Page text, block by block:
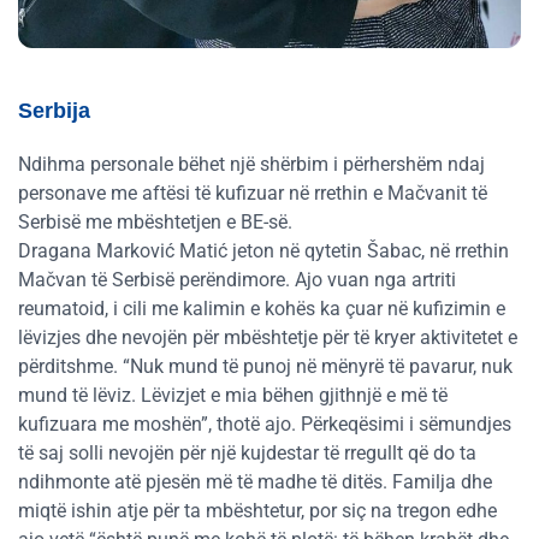
Serbija
Ndihma personale bëhet një shërbim i përhershëm ndaj
personave me aftësi të kufizuar në rrethin e Mačvanit të
Serbisë me mbështetjen e BE-së.
Dragana Marković Matić jeton në qytetin Šabac, në rrethin
Mačvan të Serbisë perëndimore. Ajo vuan nga artriti
reumatoid, i cili me kalimin e kohës ka çuar në kufizimin e
lëvizjes dhe nevojën për mbështetje për të kryer aktivitetet e
përditshme. “Nuk mund të punoj në mënyrë të pavarur, nuk
mund të lëviz. Lëvizjet e mia bëhen gjithnjë e më të
kufizuara me moshën”, thotë ajo. Përkeqësimi i sëmundjes
të saj solli nevojën për një kujdestar të rregullt që do ta
ndihmonte atë pjesën më të madhe të ditës. Familja dhe
miqtë ishin atje për ta mbështetur, por siç na tregon edhe